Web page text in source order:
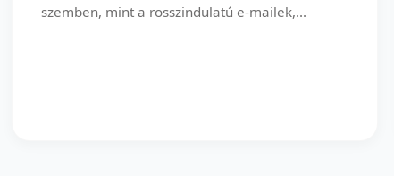
szemben, mint a rosszindulatú e-mailek,...